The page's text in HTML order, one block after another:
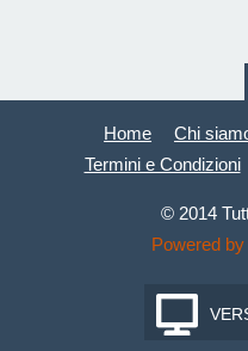
Home Chi
Termini e Condizioni
© 2014
Powered by